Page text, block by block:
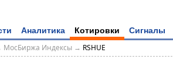
Аналитика Котировки Сигналы
МосБиржа Индексы→ RSHUE